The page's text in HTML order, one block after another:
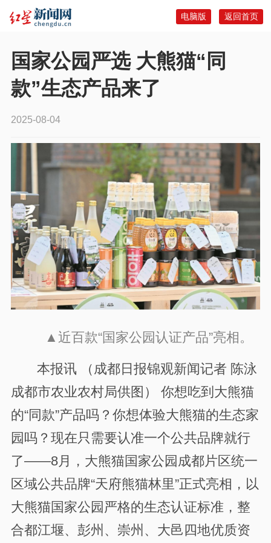
返回首页
电脑版
国家公园严选 大熊猫“同
款”生态产品来了
2025-08-04
▲近百款“国家公园认证产品”亮相。
本报讯 （成都日报锦观新闻记者 陈泳
成都市农业农村局供图） 你想吃到大熊猫
的“同款”产品吗？你想体验大熊猫的生态家
园吗？现在只需要认准一个公共品牌就行
了——8月，大熊猫国家公园成都片区统一
区域公共品牌“天府熊猫林里”正式亮相，以
大熊猫国家公园严格的生态认证标准，整
合都江堰、彭州、崇州、大邑四地优质资